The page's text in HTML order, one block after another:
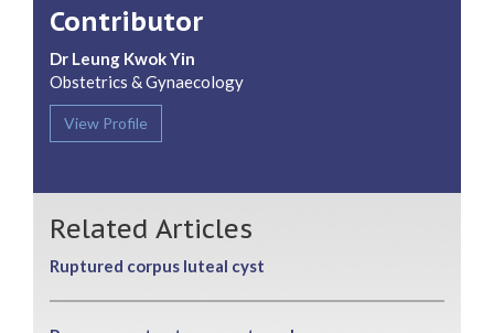
Contributor
Dr Leung Kwok Yin
Obstetrics & Gynaecology
View Profile
Related Articles
Ruptured corpus luteal cyst